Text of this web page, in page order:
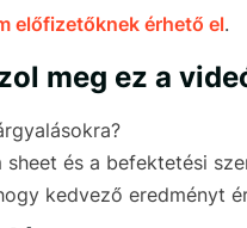
előfizetőknek érhető el.
meg ez a
és a befektetési
kedvező eredményt